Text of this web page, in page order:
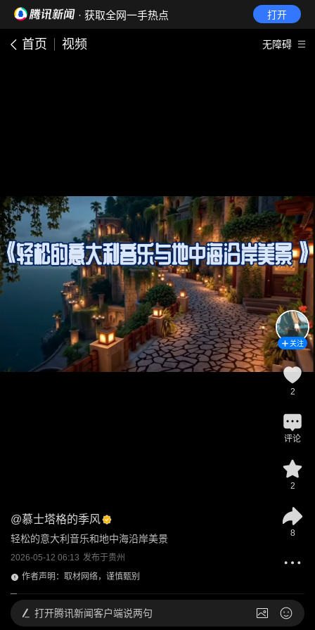
· 获取全网一手热点 打开
首页 视频 无障碍
@慕士塔格的季风
轻松的意大利音乐和地中海沿岸美景
2026-05-12 06:13 发布于贵州
作者声明：取材网络，谨慎甄别
关注
2
评论
2
8
打开腾讯新闻客户端说两句